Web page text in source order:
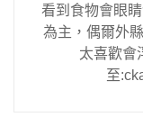
看到食物會眼
為主，偶爾外
太喜歡會
至